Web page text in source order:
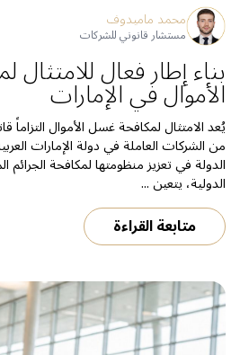
محمد ماميدوف
مستشار قانوني للشركات
بناء إطار فعال
الأموال في الإمارات
يُعد الامتثال لمكافحة غسل الأموال التزاماً
من الشركات العاملة في دولة الإمارات
الدولة في تعزيز منظومتها لمكافحة الجرائم
الدولية، يتعين ...
متابعة القراءة